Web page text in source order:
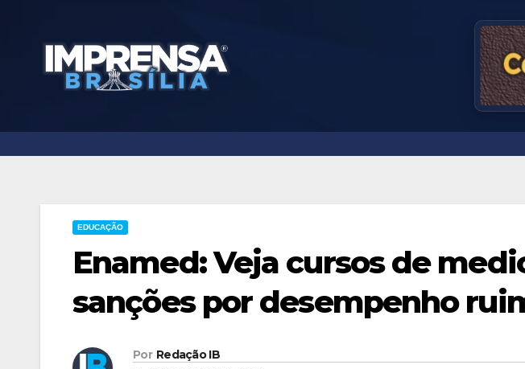
EDUCAÇÃO
Enamed: Veja cursos de
sanções por desempenho
Por Redação IB